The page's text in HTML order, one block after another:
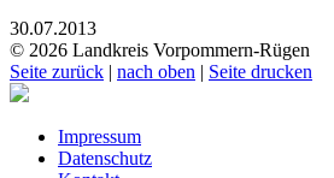
30.07.2013
© 2026 Landkreis Vorpommern-Rügen
Seite zurück | nach oben | Seite drucken
Impressum
Datenschutz